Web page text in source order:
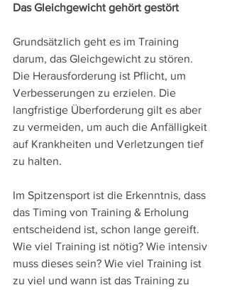
Das Gleichgewicht gehört gestört
Grundsätzlich geht es im Training
darum, das Gleichgewicht zu stören.
Die Herausforderung ist Pflicht, um
Verbesserungen zu erzielen. Die
langfristige Überforderung gilt es aber
zu vermeiden, um auch die Anfälligkeit
auf Krankheiten und Verletzungen tief
zu halten.
Im Spitzensport ist die Erkenntnis, dass
das Timing von Training & Erholung
entscheidend ist, schon lange gereift.
Wie viel Training ist nötig? Wie intensiv
muss dieses sein? Wie viel Training ist
zu viel und wann ist das Training zu